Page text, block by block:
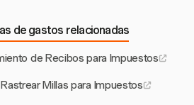
de gastos relacionadas
de Recibos para Impuestos
Millas para Impuestos